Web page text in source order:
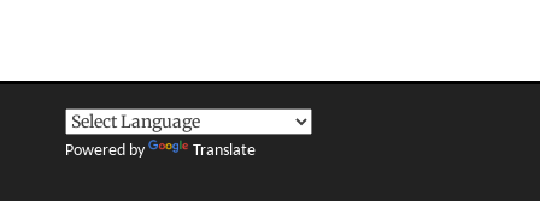
Powered by Translate